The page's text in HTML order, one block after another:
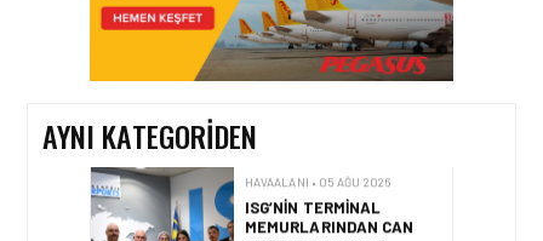
AYNI KATEGORIDEN
TASARIMDAN GERÇEĞE:
ANKARA HAVALIMANI
DEVLET KONUKEVI
ISG’NIN TERMINAL
MEMURLARINDAN CAN
KURTARAN HAMLE